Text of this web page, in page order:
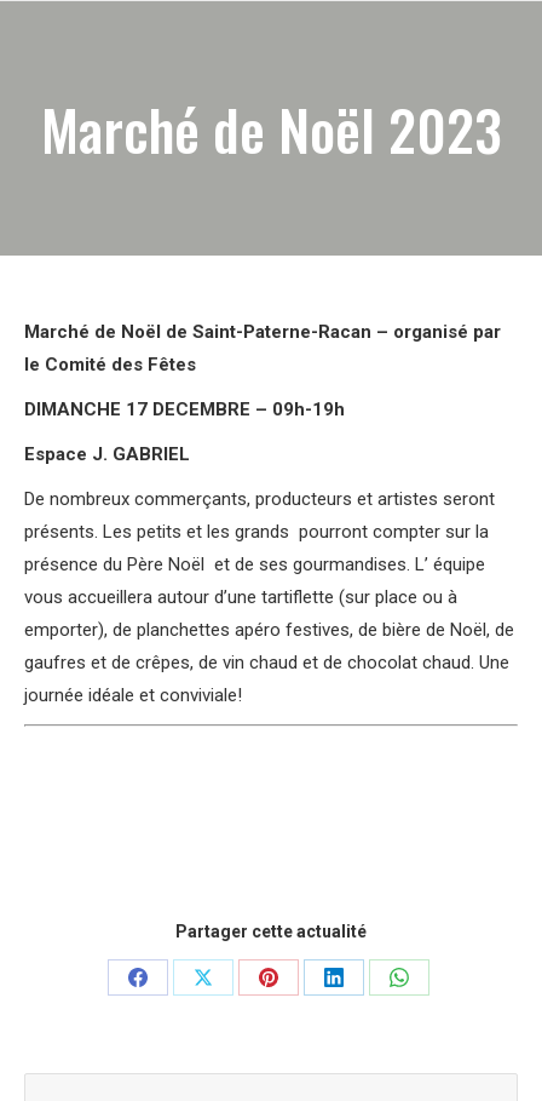
Marché de Noël 2023
Marché de Noël de Saint-Paterne-Racan – organisé par
le Comité des Fêtes
DIMANCHE 17 DECEMBRE – 09h-19h
Espace J. GABRIEL
De nombreux commerçants, producteurs et artistes seront
présents. Les petits et les grands pourront compter sur la
présence du Père Noël et de ses gourmandises. L’ équipe
vous accueillera autour d’une tartiflette (sur place ou à
emporter), de planchettes apéro festives, de bière de Noël, de
gaufres et de crêpes, de vin chaud et de chocolat chaud. Une
journée idéale et conviviale!
Partager cette actualité
PartagerPartagerPartagerPartagerPartager